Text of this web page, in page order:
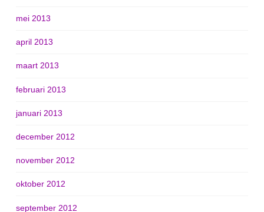
mei 2013
april 2013
maart 2013
februari 2013
januari 2013
december 2012
november 2012
oktober 2012
september 2012